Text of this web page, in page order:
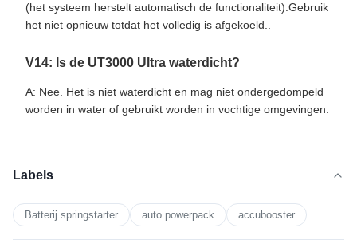
(het systeem herstelt automatisch de functionaliteit).Gebruik
het niet opnieuw totdat het volledig is afgekoeld..
V14: Is de UT3000 Ultra waterdicht?
A: Nee. Het is niet waterdicht en mag niet ondergedompeld
worden in water of gebruikt worden in vochtige omgevingen.
Labels
Batterij springstarter auto powerpack accubooster